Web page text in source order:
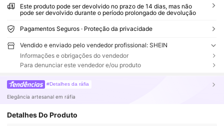
Este produto pode ser devolvido no prazo de 14 dias, mas não
pode ser devolvido durante o período prolongado de devolução
Pagamentos Seguros · Proteção da privacidade
Vendido e enviado pelo vendedor profissional: SHEIN
Informações e obrigações do vendedor
Para denunciar este vendedor e/ou produto
#Detalhes da ráfia
Elegância artesanal em ráfia
Detalhes Do Produto